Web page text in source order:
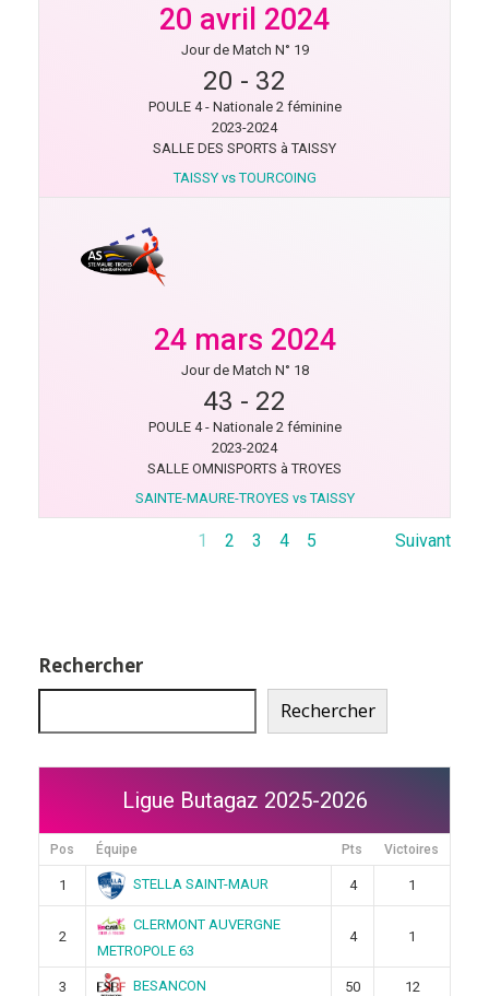
20 avril 2024
Jour de Match N° 19
20 - 32
POULE 4 - Nationale 2 féminine
2023-2024
SALLE DES SPORTS à TAISSY
TAISSY vs TOURCOING
24 mars 2024
Jour de Match N° 18
43 - 22
POULE 4 - Nationale 2 féminine
2023-2024
SALLE OMNISPORTS à TROYES
SAINTE-MAURE-TROYES vs TAISSY
1 2 3 4 5 Suivant
Rechercher
Rechercher
Ligue Butagaz 2025-2026
Pos Équipe Pts Victoires
1 STELLA SAINT-MAUR 4 1
2
CLERMONT AUVERGNE
METROPOLE 63
4 1
3 BESANCON 50 12